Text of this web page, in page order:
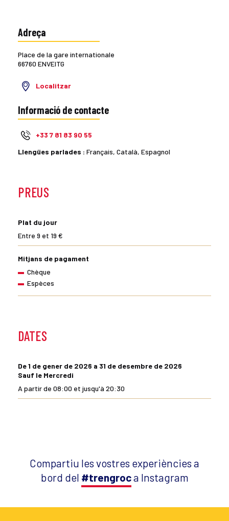
Adreça
Place de la gare internationale
66760 ENVEITG
Localitzar
Informació de contacte
+33 7 81 83 90 55
Llengües parlades : Français, Català, Espagnol
PREUS
Plat du jour
Entre 9 et 19 €
Mitjans de pagament
Chèque
Espèces
DATES
De 1 de gener de 2026 a 31 de desembre de 2026
Sauf le Mercredi
A partir de 08:00 et jusqu'à 20:30
Compartiu les vostres experiències a
bord del #trengroca Instagram